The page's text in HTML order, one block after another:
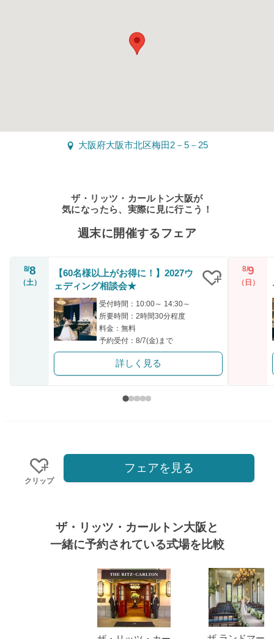
大阪府大阪市北区梅田2－5－25
ザ・リッツ・カールトン大阪が
気になったら、実際に見に行こう！
週末に開催するフェア
8/8
（土）
【60名様以上がお得に！】2027ウ
ェディング相談会★
受付時間：10:00～ 14:30～
所要時間：2時間30分程度
料金：無料
予約受付：8/7(金)まで
詳しく見る
8/9
（日）
クリップ
フェアを見る
ザ・リッツ・カールトン大阪と
一緒に予約されている式場を比較